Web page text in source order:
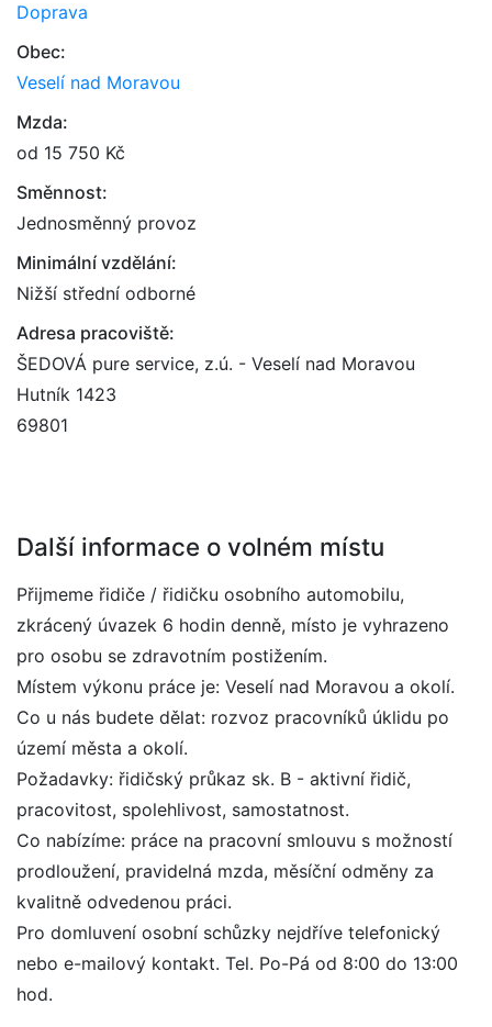
Doprava
Obec:
Veselí nad Moravou
Mzda:
od 15 750 Kč
Směnnost:
Jednosměnný provoz
Minimální vzdělání:
Nižší střední odborné
Adresa pracoviště:
ŠEDOVÁ pure service, z.ú. - Veselí nad Moravou
Hutník 1423
69801
Další informace o volném místu
Přijmeme řidiče / řidičku osobního automobilu,
zkrácený úvazek 6 hodin denně, místo je vyhrazeno
pro osobu se zdravotním postižením.
Místem výkonu práce je: Veselí nad Moravou a okolí.
Co u nás budete dělat: rozvoz pracovníků úklidu po
území města a okolí.
Požadavky: řidičský průkaz sk. B - aktivní řidič,
pracovitost, spolehlivost, samostatnost.
Co nabízíme: práce na pracovní smlouvu s možností
prodloužení, pravidelná mzda, měsíční odměny za
kvalitně odvedenou práci.
Pro domluvení osobní schůzky nejdříve telefonický
nebo e-mailový kontakt. Tel. Po-Pá od 8:00 do 13:00
hod.